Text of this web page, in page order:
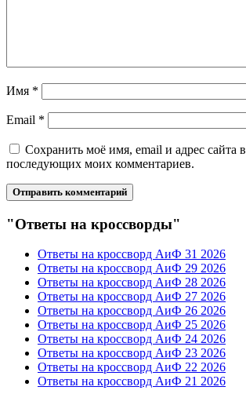
Имя *
Email *
Сохранить моё имя, email и адрес сайта
последующих моих комментариев.
"Ответы на кроссворды"
Ответы на кроссворд АиФ 31 2026
Ответы на кроссворд АиФ 29 2026
Ответы на кроссворд АиФ 28 2026
Ответы на кроссворд АиФ 27 2026
Ответы на кроссворд АиФ 26 2026
Ответы на кроссворд АиФ 25 2026
Ответы на кроссворд АиФ 24 2026
Ответы на кроссворд АиФ 23 2026
Ответы на кроссворд АиФ 22 2026
Ответы на кроссворд АиФ 21 2026